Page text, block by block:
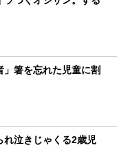
箸を忘れた児童に割
れ泣きじゃくる2歳児